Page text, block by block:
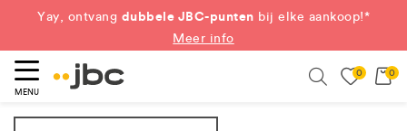
Yay, ontvang dubbele JBC-punten bij elke aankoop!*
Meer info
MENU
0 0